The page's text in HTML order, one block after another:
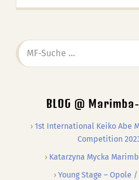
MF-
Suche
BLOG @
1st International Keiko Abe
Competition
Katarzyna Mycka
Young Stage – Opole /